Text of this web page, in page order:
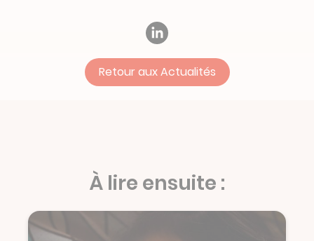
Retour aux Actualités
À lire ensuite :